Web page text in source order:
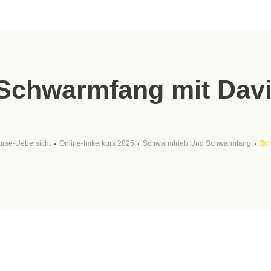
mit
Uebersicht Online-Imkerkurs 2025 Schwarmtrieb Und Schwarmfang